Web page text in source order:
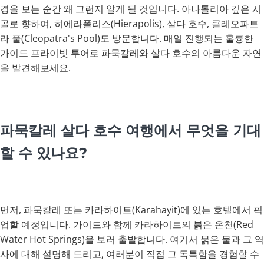
경을 보는 순간 왜 그런지 알게 될 것입니다. 아나톨리아 깊은 시
골로 향하여, 히에라폴리스(Hierapolis), 살다 호수, 클레오파트
라 풀(Cleopatra's Pool)도 방문합니다. 매일 진행되는 훌륭한
가이드 프라이빗 투어로 파묵칼레와 살다 호수의 아름다운 자연
을 발견해보세요.
파묵칼레 살다 호수 여행에서 무엇을 기대
할 수 있나요?
먼저, 파묵칼레 또는 카라하이트(Karahayit)에 있는 호텔에서 픽
업할 예정입니다. 가이드와 함께 카라하이트의 붉은 온천(Red
Water Hot Springs)을 보러 출발합니다. 여기서 붉은 물과 그 역
사에 대해 설명해 드리고, 여러분이 직접 그 독특함을 경험할 수